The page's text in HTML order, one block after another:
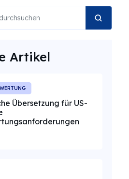
Artikel
Übersetzung für US-